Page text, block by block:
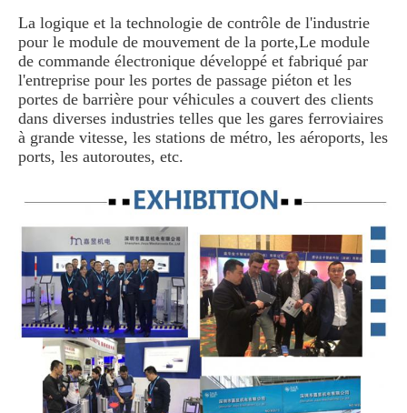
La logique et la technologie de contrôle de l'industrie
pour le module de mouvement de la porte,Le module
de commande électronique développé et fabriqué par
l'entreprise pour les portes de passage piéton et les
portes de barrière pour véhicules a couvert des clients
dans diverses industries telles que les gares ferroviaires
à grande vitesse, les stations de métro, les aéroports, les
ports, les autoroutes, etc.